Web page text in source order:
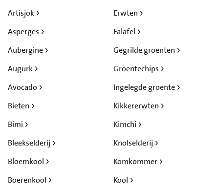
Artisjok
Asperges
Aubergine
Augurk
Avocado
Bieten
Bimi
Bleekselderij
Bloemkool
Boerenkool
Erwten
Falafel
Gegrilde groenten
Groentechips
Ingelegde groente
Kikkererwten
Kimchi
Knolselderij
Komkommer
Kool